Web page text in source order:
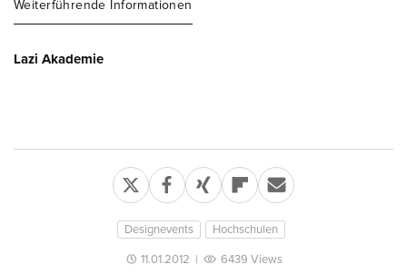
Weiterführende Informationen
Lazi Akademie
Designevents Hochschulen
11.01.2012 | 6439 Views